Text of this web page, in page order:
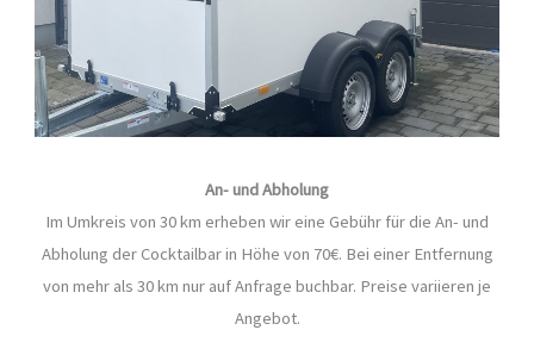
An- und Abholung
Im Umkreis von 30 km erheben wir eine Gebühr für die An- und
Abholung der Cocktailbar in Höhe von 70€. Bei einer Entfernung
von mehr als 30 km nur auf Anfrage buchbar. Preise variieren je
Angebot.